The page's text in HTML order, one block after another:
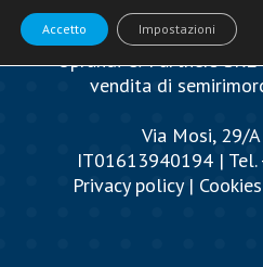
Oprandi & Partners
vendita di
Via Mosi, 29/A
IT01613940194 |
Privacy policy|
Accetto Impostazioni